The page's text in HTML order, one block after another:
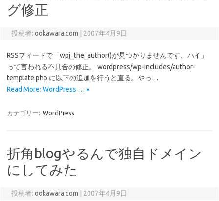
グ修正
投稿者: ookawara.com 2007年4月9日
RSSフィードで「wpj_the_author()が見つかりませんです、ハイ」
って言われる不具合の修正。 wordpress/wp-includes/author-
template.php に以下の追加を行うと直る。やっ…
Read More: WordPress … »
カテゴリー: WordPress
折角blogやるんで独自ドメイン
にしてみた
投稿者: ookawara.com 2007年4月9日